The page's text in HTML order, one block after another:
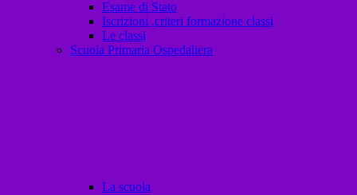
Esame di Stato
Iscrizioni ,criteri formazione classi
Le classi
Scuola Primaria Ospedaliera
La scuola